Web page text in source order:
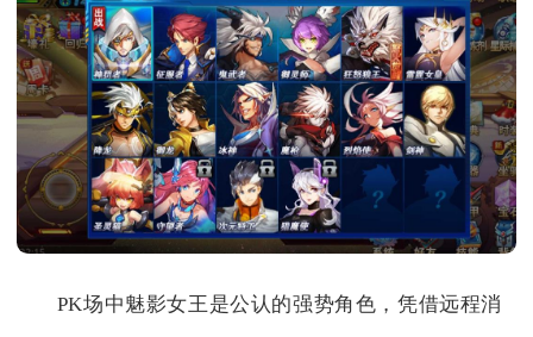
PK场中魅影女王是公认的强势角色，凭借远程消